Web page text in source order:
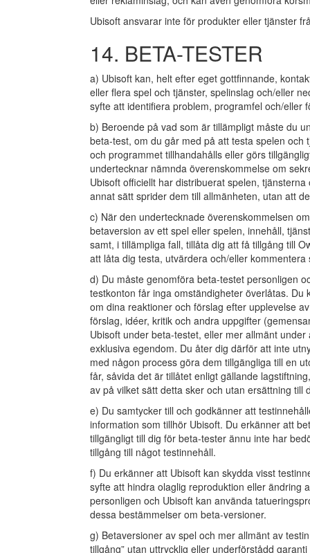
Ubisoft ansvarar inte för produkter eller tjänster
14. BETA-TESTER
a) Ubisoft kan, helt efter eget gottfinnande,
eller flera spel och tjänster, spelinslag och/eller
syfte att identifiera problem, programfel och/
b) Beroende på vad som är tillämpligt måste du
beta-test, om du går med på att testa spelen
och programmet tillhandahålls eller görs
undertecknar nämnda överenskommelse om
Ubisoft officiellt har distribuerat spelen,
annat sätt sprider dem till allmänheten, utan att
c) När den undertecknade överenskommelsen
betaversion av ett spel eller spelen, innehåll,
samt, i tillämpliga fall, tillåta dig att få tillgång till
att låta dig testa, utvärdera och/eller kommentera
d) Du måste genomföra beta-testet personligen
testkonton får inga omständigheter överlåtas.
om dina reaktioner och förslag efter upplevelse
förslag, idéer, kritik och andra uppgifter
Ubisoft under beta-testet, eller mer allmänt
exklusiva egendom. Du åter dig därför att inte
med någon process göra dem tillgängliga till en
får, såvida det är tillåtet enligt gällande
av på vilket sätt detta sker och utan ersättning till
e) Du samtycker till och godkänner att
information som tillhör Ubisoft. Du erkänner att
tillgängligt till dig för beta-tester ännu inte har
tillgång till något testinnehåll.
f) Du erkänner att Ubisoft kan skydda visst
syfte att hindra olaglig reproduktion eller ändring
personligen och Ubisoft kan använda
dessa bestämmelser om beta-versioner.
g) Betaversioner av spel och mer allmänt av
tillgång” utan uttrycklig eller underförstådd